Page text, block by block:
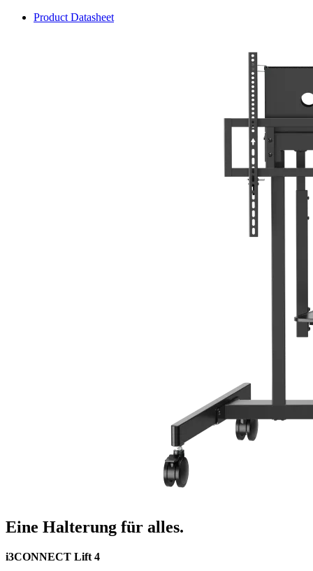
Product Datasheet
Eine Halterung für alles.
i3CONNECT Lift 4